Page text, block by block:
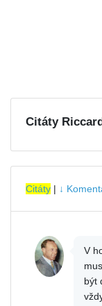
Citáty
Citáty | ↓
V
být